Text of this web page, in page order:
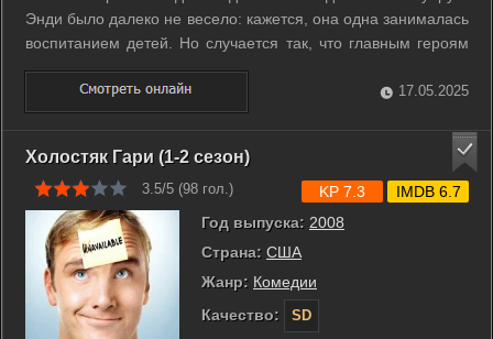
Энди было далеко не весело: кажется, она одна занималась
воспитанием детей. Но случается так, что главным героям
приходится поменяться местами. Теперь Адам ведет
домашнее хозяйство и воспитывает троих детишек.
Довольно скоро наш герой ...
17.05.2025
Холостяк Гари (1-2 сезон)
3.5/5 (98 гол.)
Год выпуска: 2008
Страна: США
Жанр: Комедии
Качество:
SD
KP 7.3 IMDB 6.7